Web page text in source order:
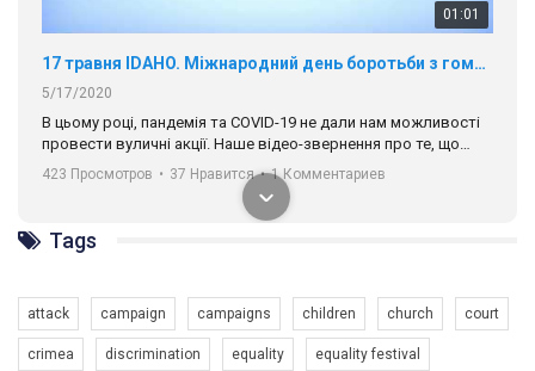
01:01
17 травня IDAHO. Міжнародний день боротьби з гомофобією трансфобією і біфобія.
5/17/2020
В цьому році, пандемія та COVІD-19 не дали нам можливості
провести вуличні акції. Наше відео-звернення про те, що
навіть коли ми у різних містах та не можемо зустрінеться, ми
разом. Ми закликаємо всіх хто поділяє цінності рівності та
солідарності, приєднатися до нас. Регіональні підрозділи
ГАУ є в 16 областях України.
Разом наш голос лунає гучніше!
423 Просмотров • 37 Нравится • 1 Комментариев
Tags
attack campaign campaigns children church court
crimea discrimination equality equality festival